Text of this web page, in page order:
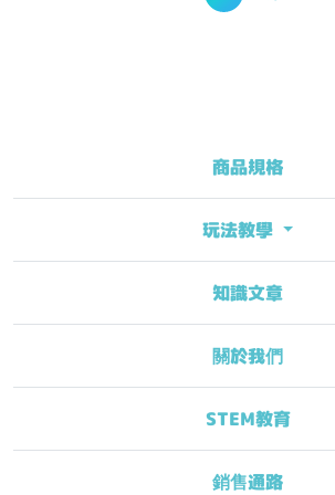
商品規格
玩法教學
知識文章
關於我們
STEM教育
銷售通路